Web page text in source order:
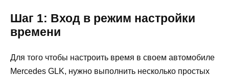
Шаг 1: Вход в режим настройки
времени
Для того чтобы настроить время в своем автомобиле
Mercedes GLK, нужно выполнить несколько простых